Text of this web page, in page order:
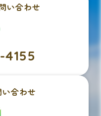
い合わせ
合わせ